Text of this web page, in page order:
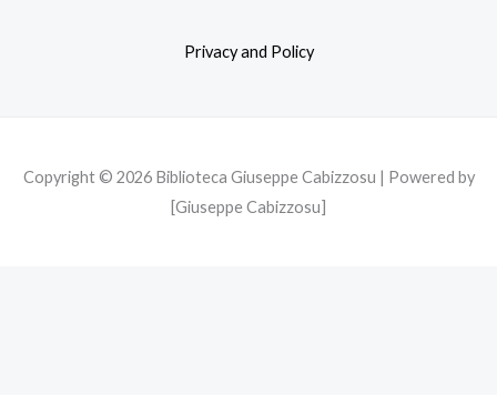
k
a
Privacy and Policy
Copyright © 2026 Biblioteca Giuseppe Cabizzosu | Powered by
[Giuseppe Cabizzosu]